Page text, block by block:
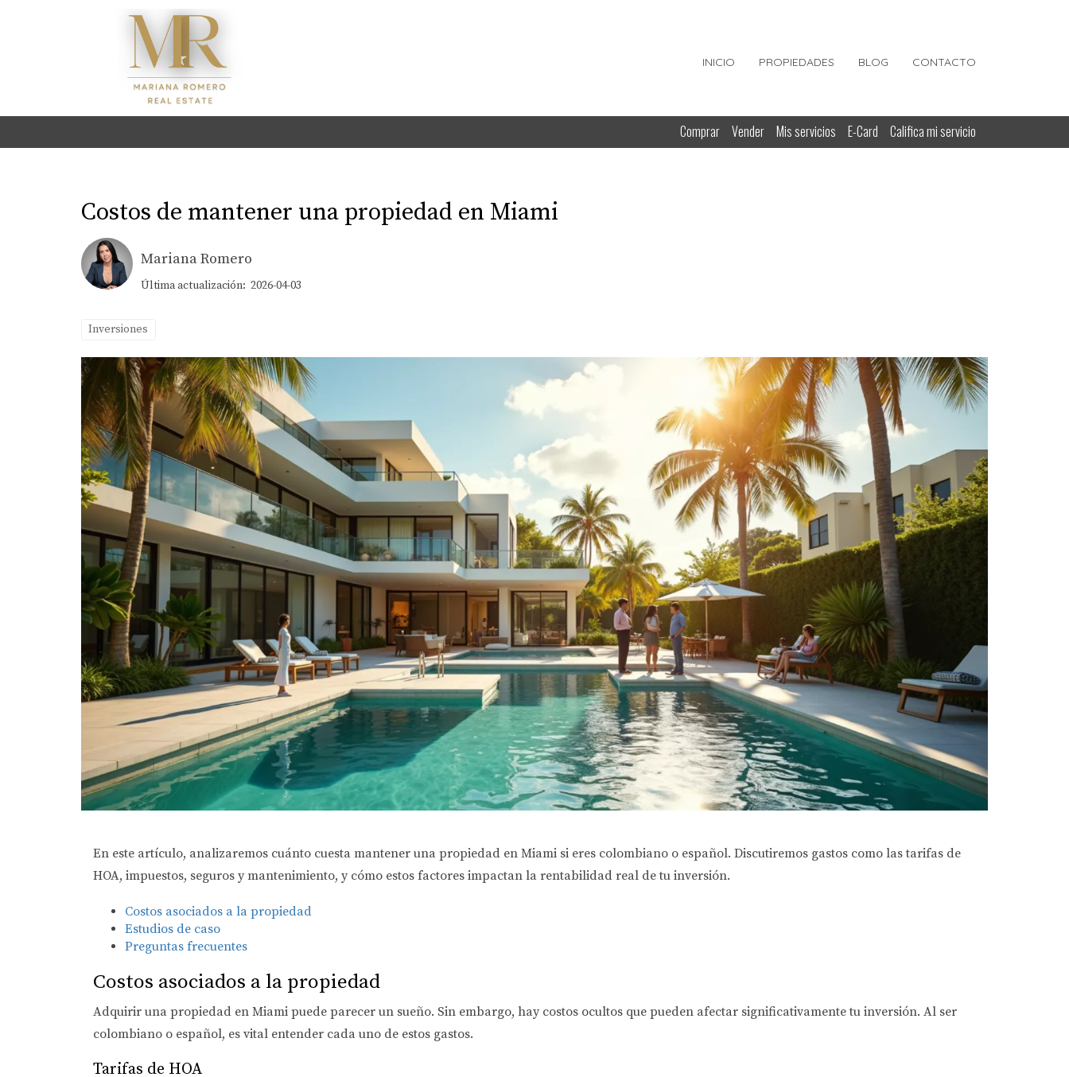
INICIO PROPIEDADES BLOG CONTACTO
Comprar Vender Mis servicios E-Card Califica mi servicio
Costos de mantener una propiedad en Miami
Mariana Romero
Última actualización: 2026-04-03
Inversiones
En este artículo, analizaremos cuánto cuesta mantener una propiedad en Miami si eres colombiano o español. Discutiremos gastos como las tarifas de
HOA, impuestos, seguros y mantenimiento, y cómo estos factores impactan la rentabilidad real de tu inversión.
Costos asociados a la propiedad
Estudios de caso
Preguntas frecuentes
Costos asociados a la propiedad
Adquirir una propiedad en Miami puede parecer un sueño. Sin embargo, hay costos ocultos que pueden afectar significativamente tu inversión. Al ser
colombiano o español, es vital entender cada uno de estos gastos.
Tarifas de HOA